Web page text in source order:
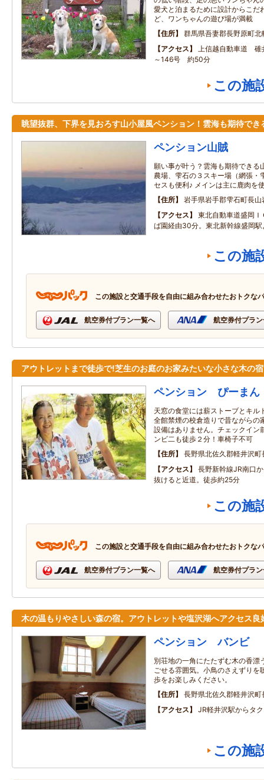
愛犬と泊まるために設計からこだ
ど、ワンちゃんの遊び場が満載
住所
群馬県吾妻郡長野原町
アクセス
上信越自動車道 碓
～146号 約50分
この施
眺望抜群、下界を見おろす山小屋風ペンション！雲海も期待でき
ペンション山賊
願い事が叶う？雲海も期待できる
農場、雫石の３スキー場（網張・
セスも便利♪ メインは主に鹿肉を
住所
岩手県岩手郡雫石町長
アクセス
東北自動車道盛岡
ば園経由30分。東北新幹線盛岡
この施
この施設と交通手段を自由に組み合わせたおトクな
航空券付プラン一覧へ 航空券付プラ
アウトレットまで徒歩で!芝生のお庭のお家みたいな小さな木の
ペンション ぴーまん
天窓の食堂には薪ストーブとキル
全館禁煙の校倉造りで昔ながらの
設備はありません。チェックイン
ンビ二も徒歩２分！車椅子不可
住所
長野県北佐久郡軽井沢
アクセス
長野新幹線JR南口
抜けると近道。徒歩約25分
この施
この施設と交通手段を自由に組み合わせたおトクな
航空券付プラン一覧へ 航空券付プラ
木の温もりやさしい森の宿。アウトレットや塩沢湖へアクセス良
ペンション バンビ
別荘地の一角にたたずむ木の香漂
ごせる雰囲気。小鳥のさえずりを
歩をお楽しみください。
住所
長野県北佐久郡軽井沢
アクセス
JR軽井沢駅からタ
この施